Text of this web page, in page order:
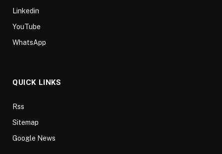
Linkedin
YouTube
WhatsApp
QUICK LINKS
Rss
Sitemap
Google News